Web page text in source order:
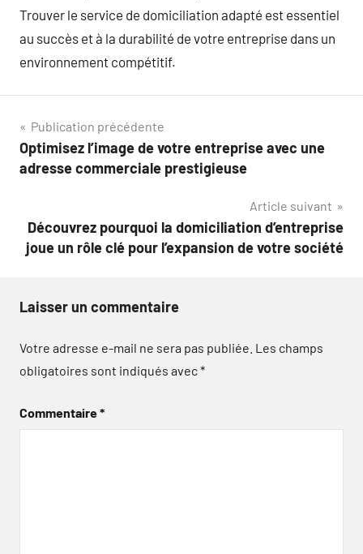
Trouver le service de domiciliation adapté est essentiel
au succès et à la durabilité de votre entreprise dans un
environnement compétitif.
Navigation
de
Publication précédente
Optimisez l’image de votre entreprise avec une
adresse commerciale prestigieuse
Article suivant
Découvrez pourquoi la domiciliation d’entreprise
joue un rôle clé pour l’expansion de votre société
Laisser un commentaire
Votre adresse e-mail ne sera pas publiée. Les champs
obligatoires sont indiqués avec*
Commentaire*